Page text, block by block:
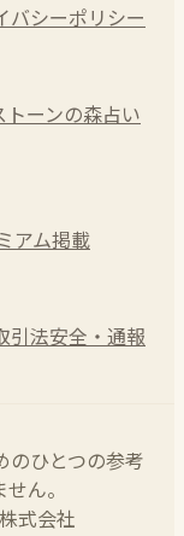
バシーポリシー
トーンの森占い
アム掲載
引法安全・通報
のひとつの参考
ん。
式会社